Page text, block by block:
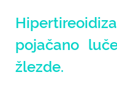
pojačano
žlezde.